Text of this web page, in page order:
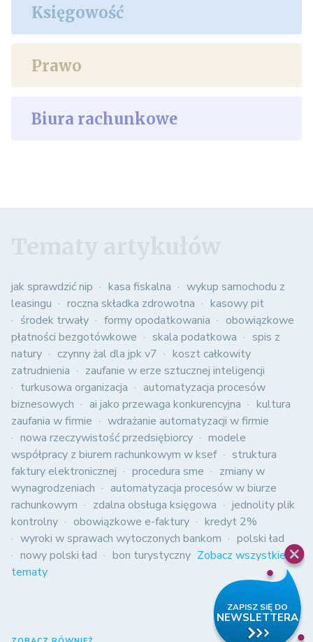
Księgowość
Prawo
Biura rachunkowe
jak sprawdzić nip kasa fiskalna
wykup samochodu z
leasingu
roczna składka zdrowotna
kasowy pit
środek trwały
formy opodatkowania
obowiązkowe
płatności bezgotówkowe
skala podatkowa
spis z
natury
czynny żal dla jpk v7
koszt całkowity
zatrudnienia
zaufanie w erze sztucznej inteligencji
turkusowa organizacja
automatyzacja procesów
biznesowych
ai jako przewaga konkurencyjna
kultura
zaufania w firmie
wdrażanie automatyzacji w firmie
nowa rzeczywistość przedsiębiorcy
modele
współpracy z biurem rachunkowym w ksef
struktura
faktury elektronicznej
procedura sme
zmiany w
wynagrodzeniach
automatyzacja procesów w biurze
rachunkowym
zdalna obsługa księgowa
jednolity plik
kontrolny
obowiązkowe e-faktury
kredyt 2%
wyroki w sprawach wytoczonych bankom
polski ład
nowy polski ład
bon turystyczny Zobacz wszystkie
tematy